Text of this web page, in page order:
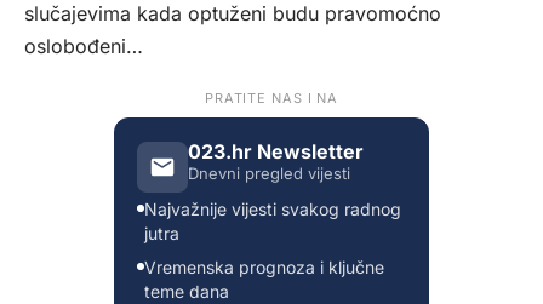
slučajevima kada optuženi budu pravomoćno
oslobođeni…
PRATITE NAS I NA
023.hr Newsletter
Dnevni pregled vijesti
Najvažnije vijesti svakog radnog
jutra
Vremenska prognoza i ključne
teme dana